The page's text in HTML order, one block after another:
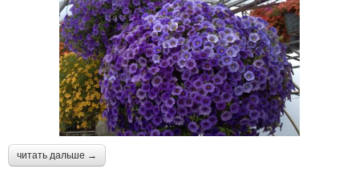
читать дальше →